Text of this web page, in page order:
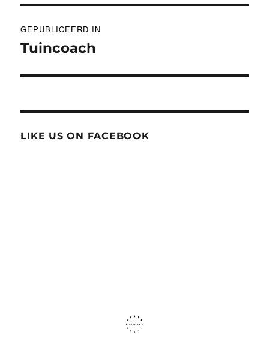
navigatie
GEPUBLICEERD IN
Tuincoach
LIKE US ON FACEBOOK